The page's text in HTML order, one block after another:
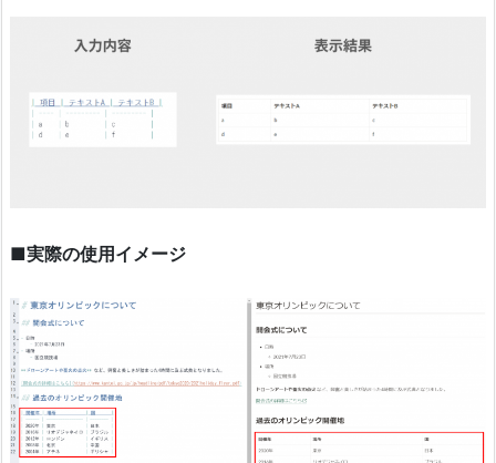
■実際の使用イメージ